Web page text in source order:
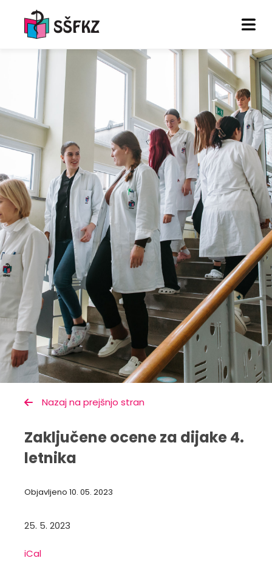
Nazaj na prejšnjo stran
Zaključene ocene za dijake 4.
letnika
Objavljeno 10. 05. 2023
25. 5. 2023
iCal